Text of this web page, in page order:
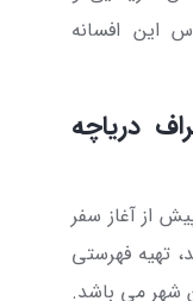
این افسانه
دریاچه
از آغاز سفر
تهیه فهرستی
شهر می باشد.